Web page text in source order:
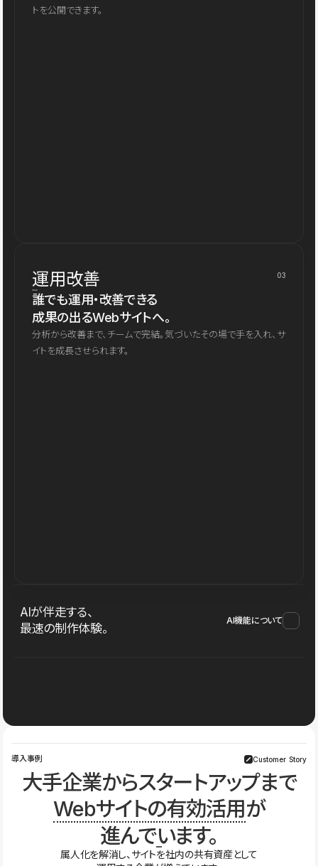
トを公開できます。
運用改善 03
誰でも運用・改善できる
成果の出るWebサイトへ。
分析から改善まで、チームで完結。気づいたその場で手を入れ、サ
イトを成長させられます。
AIが伴走する、
最速の制作体験。
AI機能について
導入事例 Customer Story
大手企業からスタートアップまで
Webサイトの有効活用が
進んでいます。
属人化を解消し、サイトを社内の共有資産として